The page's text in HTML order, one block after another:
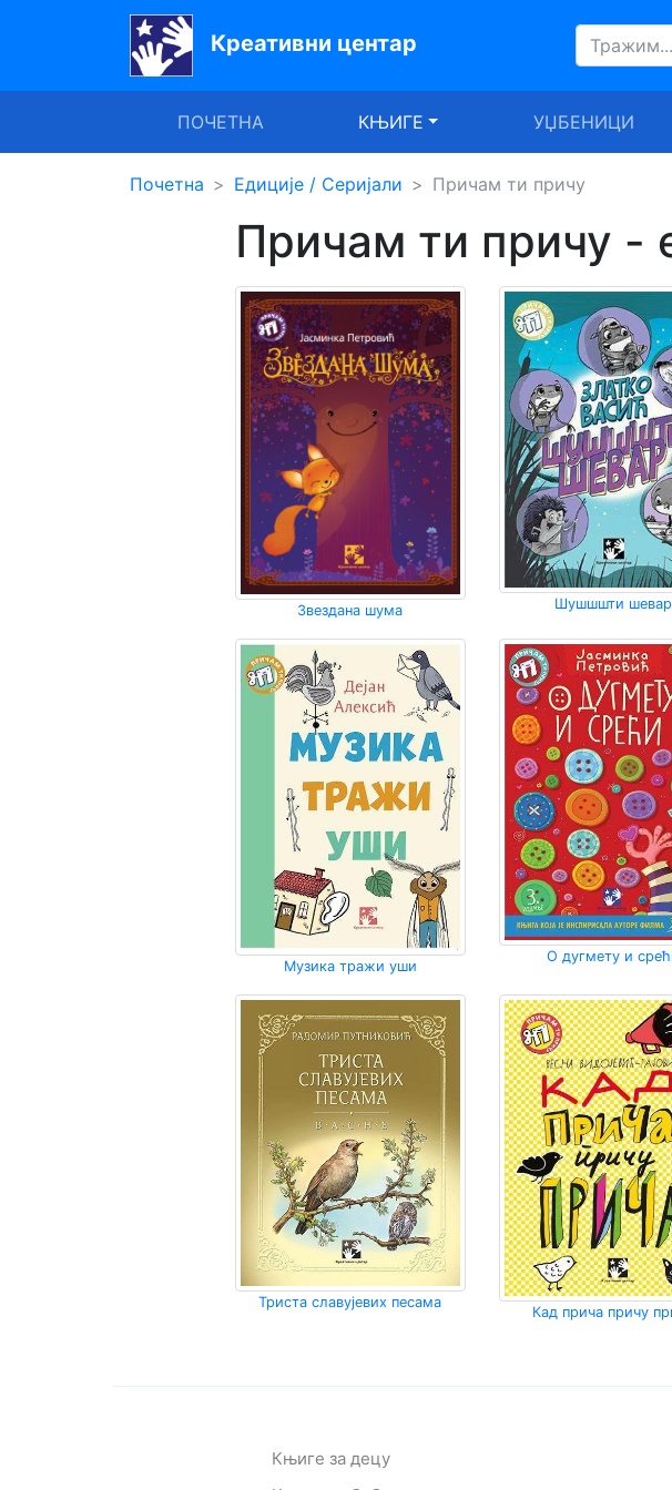
Креативни центар
ПОЧЕТНА КЊИГЕ УЏБЕНИЦИ
Почетна
УџбенициПочетна Едиције / Серијали Причам ти причу
Причам ти причу -
Звездана шума Шушшшти шевар
Музика тражи уши
О дугмету и
Триста славујевих песама
Кад прича причу
Књиге за децу